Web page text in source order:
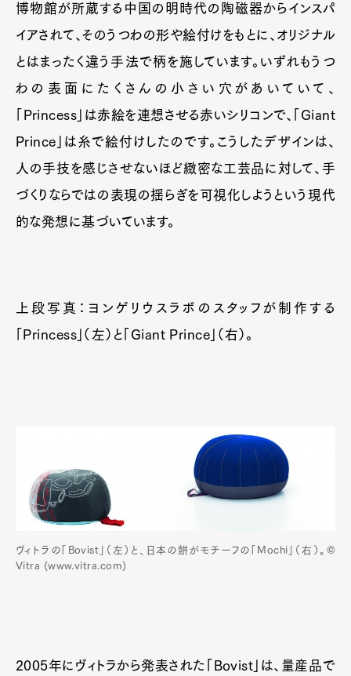
博物館が所蔵する中国の明時代の陶磁器からインスパ
イアされて、そのうつわの形や絵付けをもとに、オリジナル
とはまったく違う手法で柄を施しています。いずれもうつ
わの表面にたくさんの小さい穴があいていて、
「Princess」は赤絵を連想させる赤いシリコンで、「Giant
Prince」は糸で絵付けしたのです。こうしたデザインは、
人の手技を感じさせないほど緻密な工芸品に対して、手
づくりならではの表現の揺らぎを可視化しようという現代
的な発想に基づいています。
上段写真：ヨンゲリウスラボのスタッフが制作する
「Princess」（左）と「Giant Prince」（右）。
ヴィトラの「Bovist」（左）と、日本の餅がモチーフの「Mochi」（右）。©
Vitra (www.vitra.com)
2005年にヴィトラから発表された「Bovist」は、量産品で